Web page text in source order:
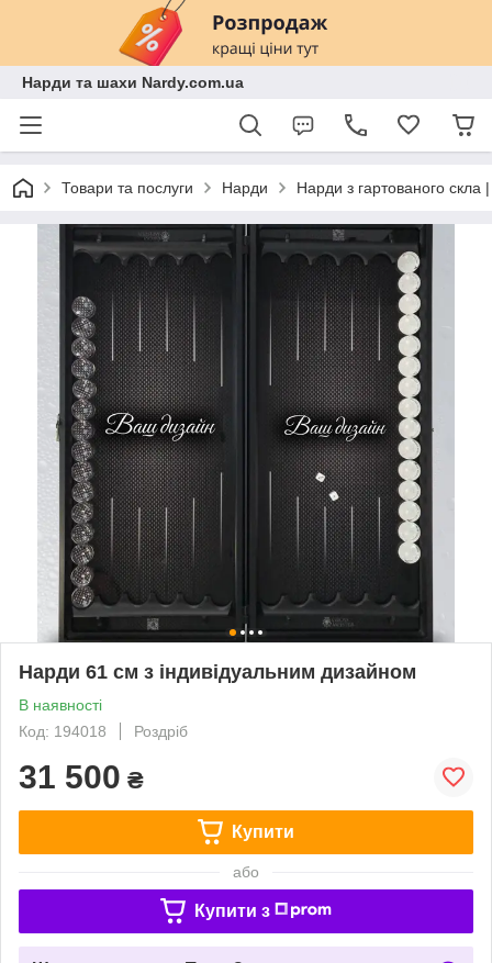
Нарди та шахи Nardy.com.ua
Товари та послуги Нарди Нарди з гартованого скла
Нарди 61 см з індивідуальним дизайном
В наявності
Код: 194018
Роздріб
31 500 ₴
Купити
або
Купити з